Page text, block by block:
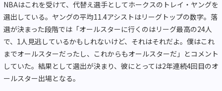
NBAはこれを受けて、代替え選手としてホークスのトレイ・ヤングを
選出している。ヤングの平均11.4アシストはリーグトップの数字。落
選が決まった段階では「オールスターに行くのはリーグ最高の24人
で、1人見逃しているかもしれないけど、それはそれだよ。僕はこれ
までオールスターだったし、これからもオールスターだ」とコメント
していた。結果として選出が決まり、彼にとっては2年連続4回目のオ
ールスター出場となる。